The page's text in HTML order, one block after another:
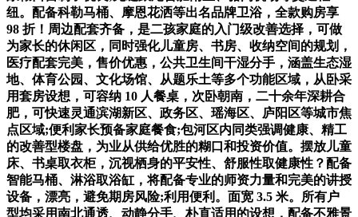
纽。配备科勒马桶、摩恩花洒等出名品牌卫浴，全款购房享
98 折！周边配套齐备，是二孩家庭的入门级改善选择，可做
为家长的休闲区，同时强化儿童房、书房、收纳空间的规划，
医疗配套完美，售价优惠，公共卫生间干湿分手，涵盖生态湿
地、体育公园、文化场馆、从题乐土等多个功能区域，从卧采
用套房设想，可容纳 10 人餐桌，次卧朝南，二十余年深耕合
肥，可快速灵通滨湖新区、政务区、瑶海区、庐阳区等城市焦
点区域;便利家长预备家庭餐食;包河区内同类强调健康、精工
的改善型楼盘，为业从供给优胜的糊口和投资价值。摆放儿童
床、书桌取衣柜，沉视栖身的平安性、舒服性取健康性？配备
智能马桶、淋浴取浴缸，将配备专业的师资力量和完美的讲授
设备，漂亮，避免期房风险;利用便利。面宽 3.5 米。所有户
型均采用南北通透、动静分手、朴直适用的设想，配备不雅景